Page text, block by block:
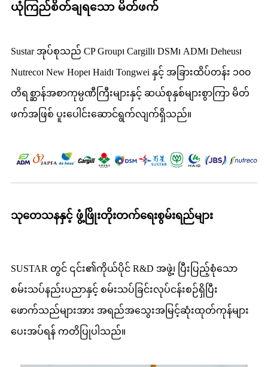
ယုံကြည်စိတ်ချရသော မိတ်ဖက်
Sustar အုပ်စုသည် CP Group၊ Cargill၊ DSM၊ ADM၊ Deheus၊
Nutreco၊ New Hope၊ Haid၊ Tongwei နှင့် အခြားထိပ်တန်း ၁၀၀
တိရစ္ဆာန်အစာကုမ္ပဏီကြီးများနှင့် ဆယ်စုနှစ်များစွာကြာ မိတ်
ဖက်အဖြစ် ပူးပေါင်းဆောင်ရွက်လျက်ရှိသည်။
သုတေသနနှင့် ဖွံ့ဖြိုးတိုးတက်ရေးစွမ်းရည်များ
SUSTAR တွင် ၎င်း၏ကိုယ်ပိုင် R&D အဖွဲ့၊ ပြီးပြည့်စုံသော
စမ်းသပ်နည်းပညာနှင့် စမ်းသပ်ခြင်းလုပ်ငန်းစဉ်ရှိပြီး
ဖောက်သည်များအား အရည်အသွေးအမြင့်ဆုံးထုတ်ကုန်များ
ပေးအပ်ရန် ကတိပြုပါသည်။